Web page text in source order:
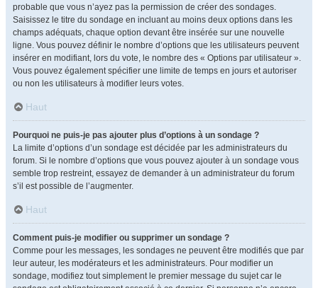
probable que vous n’ayez pas la permission de créer des sondages.
Saisissez le titre du sondage en incluant au moins deux options dans les
champs adéquats, chaque option devant être insérée sur une nouvelle
ligne. Vous pouvez définir le nombre d’options que les utilisateurs peuvent
insérer en modifiant, lors du vote, le nombre des « Options par utilisateur ».
Vous pouvez également spécifier une limite de temps en jours et autoriser
ou non les utilisateurs à modifier leurs votes.
Haut
Pourquoi ne puis-je pas ajouter plus d’options à un sondage ?
La limite d’options d’un sondage est décidée par les administrateurs du
forum. Si le nombre d’options que vous pouvez ajouter à un sondage vous
semble trop restreint, essayez de demander à un administrateur du forum
s’il est possible de l’augmenter.
Haut
Comment puis-je modifier ou supprimer un sondage ?
Comme pour les messages, les sondages ne peuvent être modifiés que par
leur auteur, les modérateurs et les administrateurs. Pour modifier un
sondage, modifiez tout simplement le premier message du sujet car le